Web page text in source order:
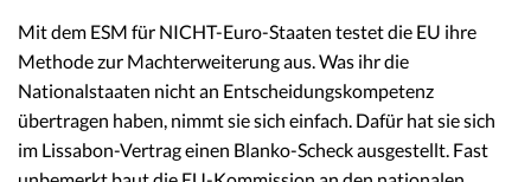
Mit dem ESM für NICHT-Euro-Staaten testet die EU ihre
Methode zur Machterweiterung aus. Was ihr die
Nationalstaaten nicht an Entscheidungskompetenz
übertragen haben, nimmt sie sich einfach. Dafür hat sie sich
im Lissabon-Vertrag einen Blanko-Scheck ausgestellt. Fast